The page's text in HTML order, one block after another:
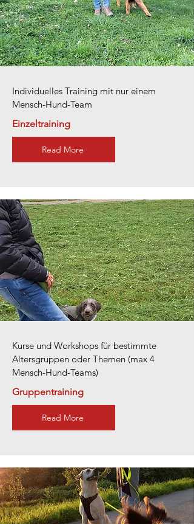
Individuelles Training mit nur einem
Mensch-Hund-Team
Einzeltraining
Read More
Kurse und Workshops für bestimmte
Altersgruppen oder Themen (max 4
Mensch-Hund-Teams)
Gruppentraining
Read More